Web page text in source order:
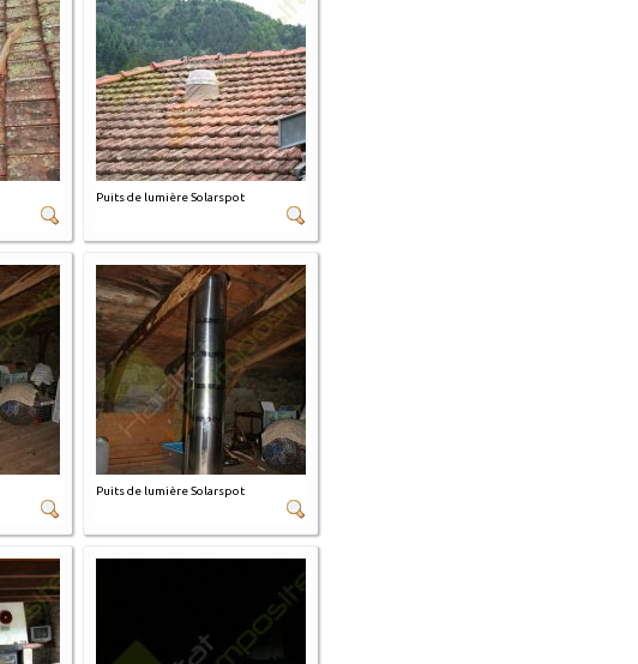
Puits de lumière Solarspot
Puits de lumière Solarspot